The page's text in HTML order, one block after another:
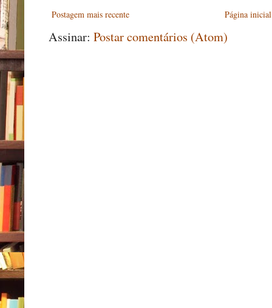
Postagem mais recente Página inicial
Assinar: Postar comentários (Atom)